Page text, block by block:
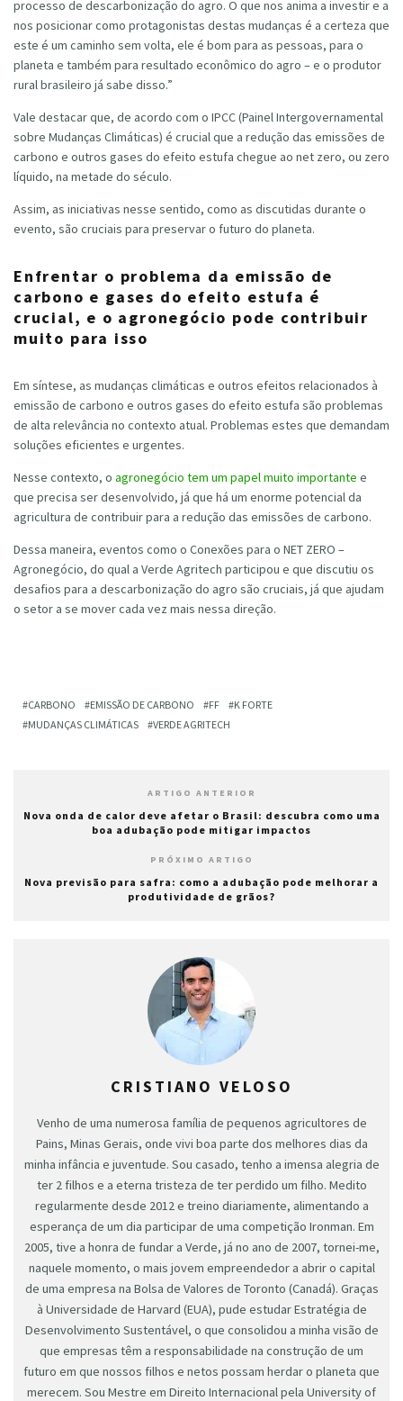
processo de descarbonização do agro. O que nos anima a investir e a
nos posicionar como protagonistas destas mudanças é a certeza que
este é um caminho sem volta, ele é bom para as pessoas, para o
planeta e também para resultado econômico do agro – e o produtor
rural brasileiro já sabe disso.”
Vale destacar que, de acordo com o IPCC (Painel Intergovernamental
sobre Mudanças Climáticas) é crucial que a redução das emissões de
carbono e outros gases do efeito estufa chegue ao net zero, ou zero
líquido, na metade do século.
Assim, as iniciativas nesse sentido, como as discutidas durante o
evento, são cruciais para preservar o futuro do planeta.
Enfrentar o problema da emissão de
carbono e gases do efeito estufa é
crucial, e o agronegócio pode contribuir
muito para isso
Em síntese, as mudanças climáticas e outros efeitos relacionados à
emissão de carbono e outros gases do efeito estufa são problemas
de alta relevância no contexto atual. Problemas estes que demandam
soluções eficientes e urgentes.
Nesse contexto, o agronegócio tem um papel muito importante e
que precisa ser desenvolvido, já que há um enorme potencial da
agricultura de contribuir para a redução das emissões de carbono.
Dessa maneira, eventos como o Conexões para o NET ZERO –
Agronegócio, do qual a Verde Agritech participou e que discutiu os
desafios para a descarbonização do agro são cruciais, já que ajudam
o setor a se mover cada vez mais nessa direção.
CARBONO EMISSÃO DE CARBONO FF
K FORTE
MUDANÇAS CLIMÁTICAS
VERDE AGRITECH
ARTIGO ANTERIOR
Nova onda de calor deve afetar o Brasil: descubra como uma
boa adubação pode mitigar impactos
PRÓXIMO ARTIGO
Nova previsão para safra: como a adubação pode melhorar a
produtividade de grãos?
CRISTIANO VELOSO
Venho de uma numerosa família de pequenos agricultores de
Pains, Minas Gerais, onde vivi boa parte dos melhores dias da
minha infância e juventude. Sou casado, tenho a imensa alegria de
ter 2 filhos e a eterna tristeza de ter perdido um filho. Medito
regularmente desde 2012 e treino diariamente, alimentando a
esperança de um dia participar de uma competição Ironman. Em
2005, tive a honra de fundar a Verde, já no ano de 2007, tornei-me,
naquele momento, o mais jovem empreendedor a abrir o capital
de uma empresa na Bolsa de Valores de Toronto (Canadá). Graças
à Universidade de Harvard (EUA), pude estudar Estratégia de
Desenvolvimento Sustentável, o que consolidou a minha visão de
que empresas têm a responsabilidade na construção de um
futuro em que nossos filhos e netos possam herdar o planeta que
merecem. Sou Mestre em Direito Internacional pela University of